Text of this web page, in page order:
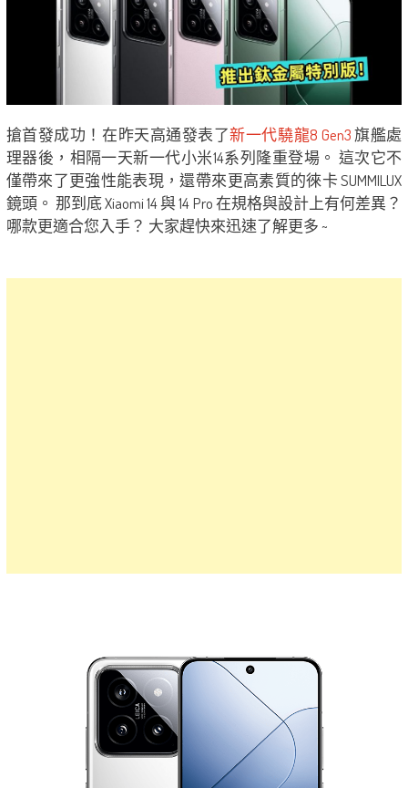
搶首發成功！在昨天高通發表了新一代驍龍8 Gen3旗艦處
理器後，相隔一天新一代小米14系列隆重登場。 這次它不
僅帶來了更強性能表現，還帶來更高素質的徠卡 SUMMILUX
鏡頭。 那到底 Xiaomi 14 與 14 Pro 在規格與設計上有何差異？
哪款更適合您入手？ 大家趕快來迅速了解更多 ~